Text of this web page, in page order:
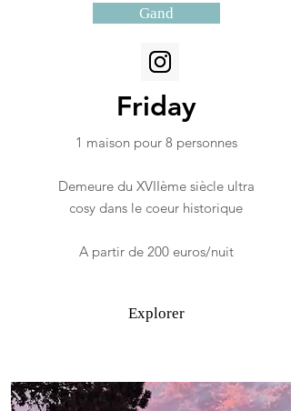
Gand
Friday
1 maison pour 8 personnes
Demeure du XVIIème siècle ultra
cosy dans le coeur historique
A partir de 200 euros/nuit
Explorer